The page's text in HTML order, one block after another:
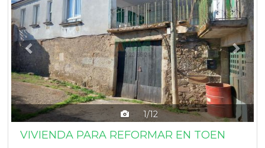
1/12
VIVIENDA PARA REFORMAR EN TOEN